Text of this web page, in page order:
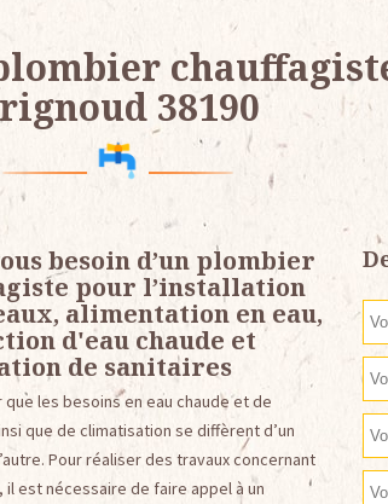
38190
besoin d’un plombier
pour l’installation
alimentation en eau,
d'eau chaude et
de sanitaires
que les besoins en eau chaude et de
que de climatisation se diffèrent d’un
Pour réaliser des travaux concernant
il est nécessaire de faire appel à un